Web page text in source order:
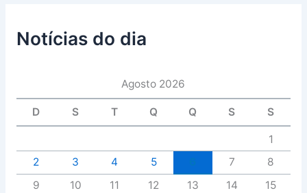
Notícias do dia
Agosto 2026
D S T Q Q S S
1
2
3 4 5 7
8
9
10 11 12 13 14
15